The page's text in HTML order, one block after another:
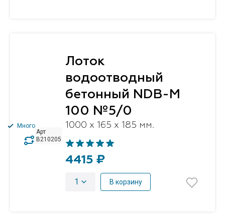
Арт
B210205
Много
Лоток
водоотводный
бетонный NDB-M
100 №5/0
1000 x 165 x 185 мм.
4415 ₽
1 В корзину